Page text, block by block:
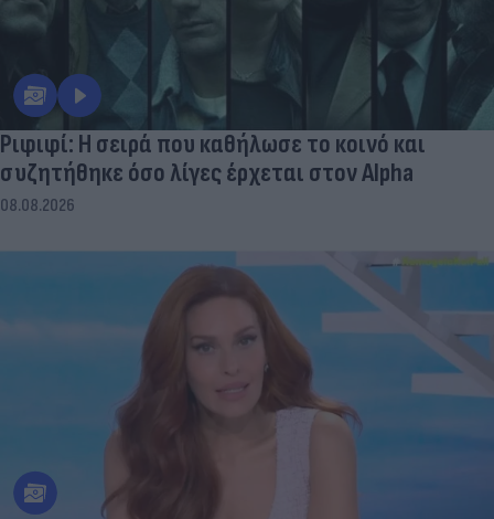
Ριφιφί: Η σειρά που καθήλωσε το κοινό και
συζητήθηκε όσο λίγες έρχεται στον Alpha
08.08.2026